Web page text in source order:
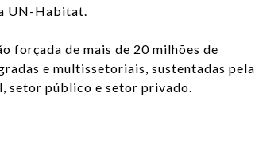
UN-Habitat.
forçada de mais de 20 milhões de
e multissetoriais, sustentadas pela
setor público e setor privado.